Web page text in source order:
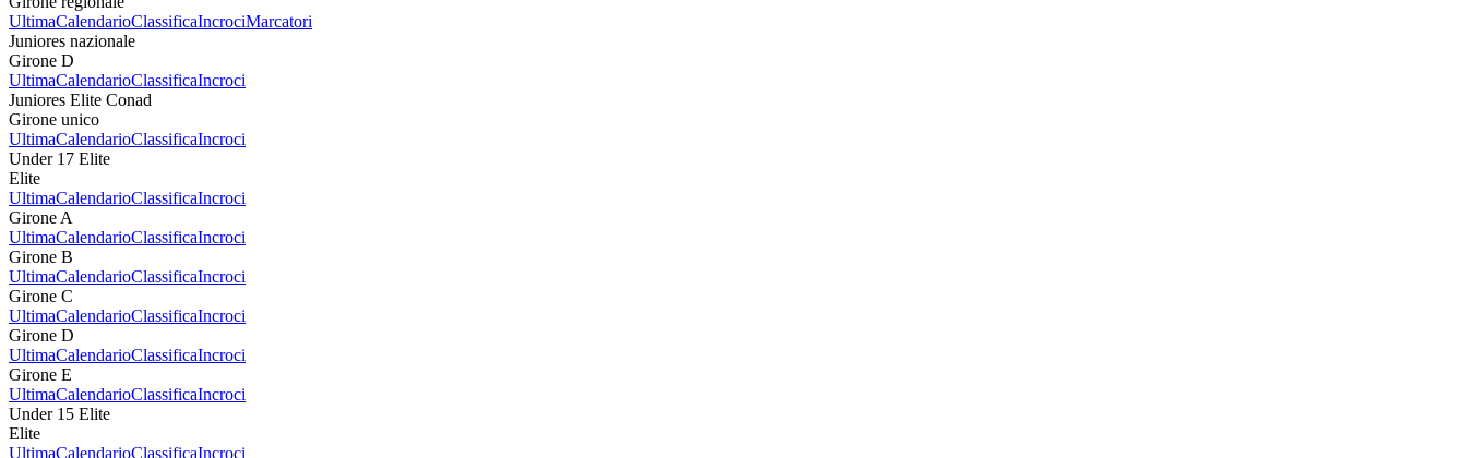
UltimaCalendarioClassificaIncrociMarcatori
Juniores nazionale
Girone D
UltimaCalendarioClassificaIncroci
Juniores Elite Conad
Girone unico
UltimaCalendarioClassificaIncroci
Under 17 Elite
Elite
UltimaCalendarioClassificaIncroci
Girone A
UltimaCalendarioClassificaIncroci
Girone B
UltimaCalendarioClassificaIncroci
Girone C
UltimaCalendarioClassificaIncroci
Girone D
UltimaCalendarioClassificaIncroci
Girone E
UltimaCalendarioClassificaIncroci
Under 15 Elite
Elite
UltimaCalendarioClassificaIncroci